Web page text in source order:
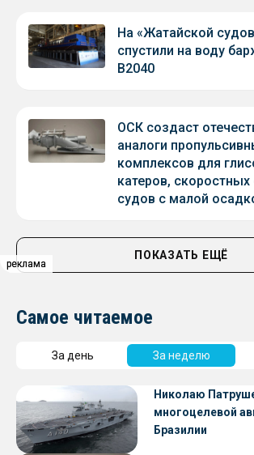
реклама
реклама
реклама
На «Жатайской
спустили на воду
В2040
ОСК создаст
аналоги
комплексов для
катеров, скоростных
судов с малой
ПОКАЗАТЬ ЕЩЁ
Самое читаемое
За день За неделю
Николаю
многоцелевой
Бразилии